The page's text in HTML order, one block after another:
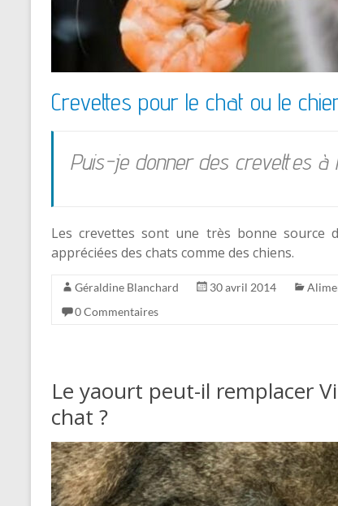
Crevettes pour le chat ou le
Puis-je donner des crevettes à
Les crevettes sont une très bonne source
appréciées des chats comme des chiens.
Géraldine Blanchard 30 avril 2014
0 Commentaires
Le yaourt peut-il remplacer
chat ?